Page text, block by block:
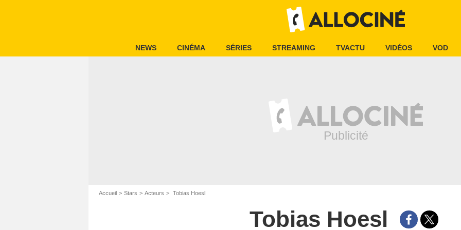
NEWS CINÉMA SÉRIES STREAMING TVACTU VIDÉOS VOD
Accueil Stars Acteurs Tobias Hoesl
Tobias Hoesl